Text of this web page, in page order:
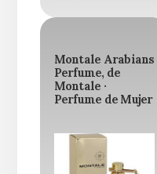
Montale Arabians
Perfume, de
Montale ·
Perfume de Mujer